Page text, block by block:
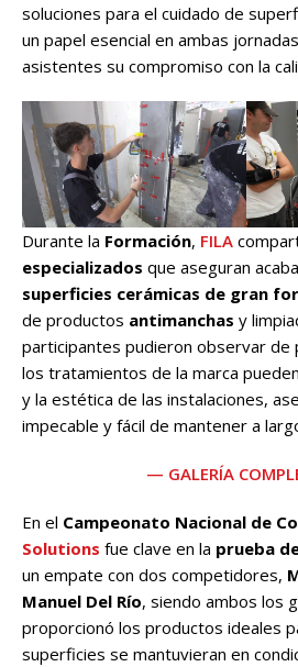
soluciones para el cuidado de
un papel esencial en ambas
asistentes su compromiso con la
Durante la Formación, FILA
especializados que aseguran
superficies cerámicas de gran
de productos antimanchas y
participantes pudieron observar de
los tratamientos de la marca
y la estética de las instalaciones,
impecable y fácil de mantener a
— GALERÍA
En el Campeonato Nacional de
Solutions fue clave en la prueba
un empate con dos competidores,
Manuel Del Río, siendo ambos los
proporcionó los productos ideales
superficies se mantuvieran en